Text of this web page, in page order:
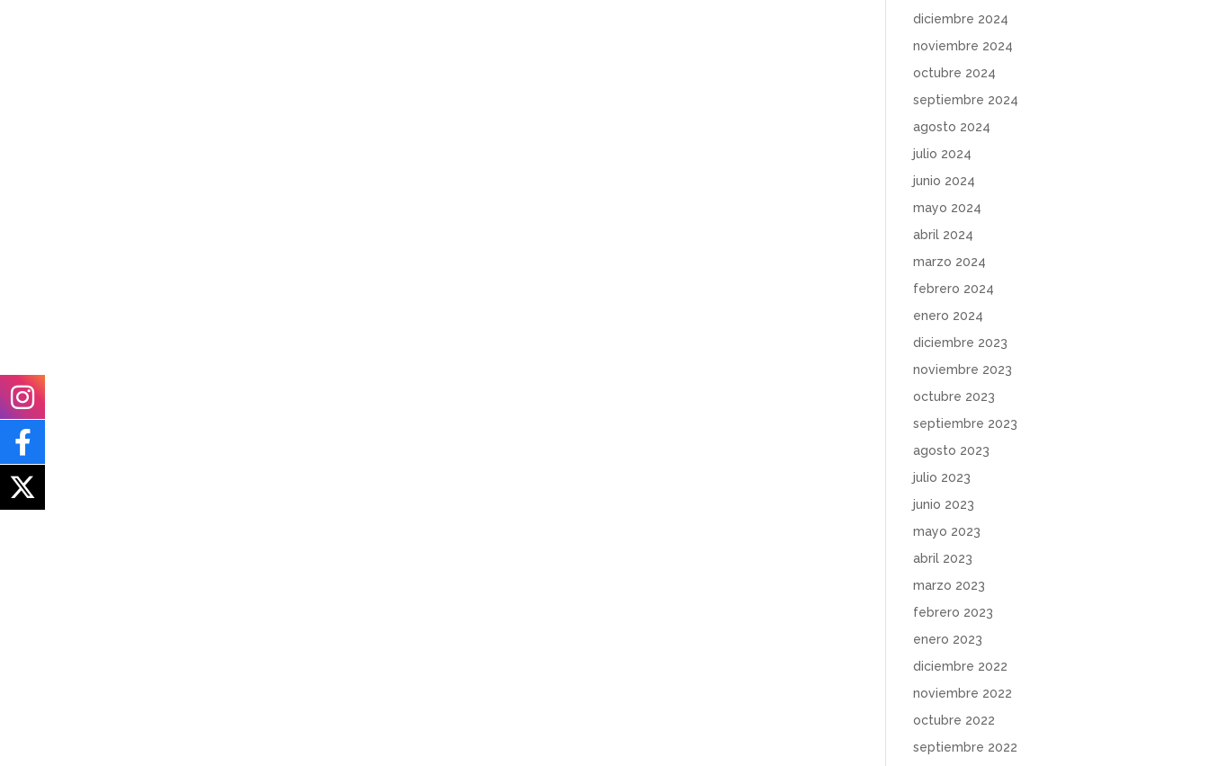
diciembre 2024
noviembre 2024
octubre 2024
septiembre 2024
agosto 2024
julio 2024
junio 2024
mayo 2024
abril 2024
marzo 2024
febrero 2024
enero 2024
diciembre 2023
noviembre 2023
octubre 2023
septiembre 2023
agosto 2023
julio 2023
junio 2023
mayo 2023
abril 2023
marzo 2023
febrero 2023
enero 2023
diciembre 2022
noviembre 2022
octubre 2022
septiembre 2022